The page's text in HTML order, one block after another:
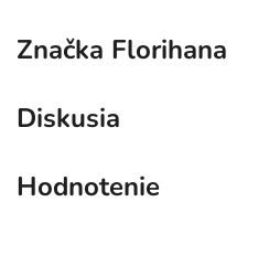
Značka Florihana
Diskusia
Hodnotenie